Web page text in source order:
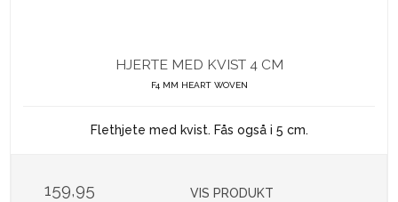
HJERTE MED KVIST 4 CM
F4 MM HEART WOVEN
Flethjete med kvist. Fås også i 5 cm.
159,95
VIS PRODUKT